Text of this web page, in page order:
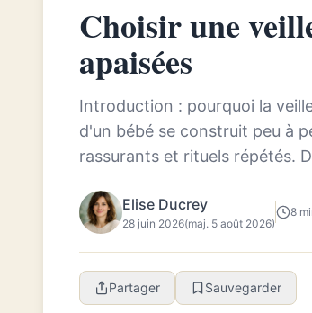
Choisir une
apaisées
Introduction : pourquoi la
d'un bébé se construit peu à
rassurants et rituels répétés.
Elise Ducrey
28 juin 2026(maj. 5 août 2026)
8
Partager Sauvegarder